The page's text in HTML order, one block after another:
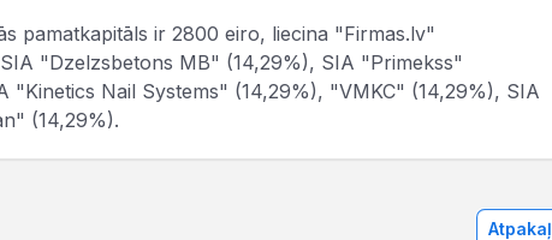
pamatkapitāls ir 2800 eiro, liecina "Firmas.lv"
"Dzelzsbetons MB" (14,29%), SIA "Primekss"
"Kinetics Nail Systems" (14,29%), "VMKC" (14,29%), SIA
(14,29%).
Atpakaļ